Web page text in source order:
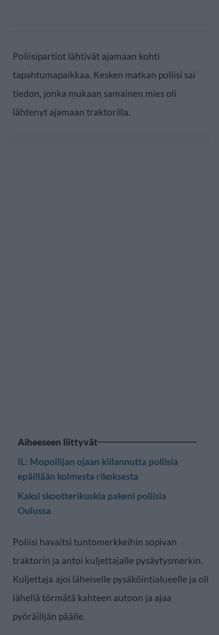
Poliisipartiot lähtivät ajamaan kohti
tapahtumapaikkaa. Kesken matkan poliisi sai
tiedon, jonka mukaan samainen mies oli
lähtenyt ajamaan traktorilla.
Aiheeseen liittyvät
IL: Mopoilijan ojaan kiilannutta poliisia
epäillään kolmesta rikoksesta
Kaksi skootterikuskia pakeni poliisia
Oulussa
Poliisi havaitsi tuntomerkkeihin sopivan
traktorin ja antoi kuljettajalle pysäytysmerkin.
Kuljettaja ajoi läheiselle pysäköintialueelle ja oli
lähellä törmätä kahteen autoon ja ajaa
pyöräilijän päälle.